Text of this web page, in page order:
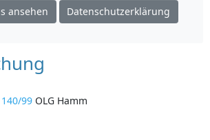
ansehen Datenschutzerklärung
99OLG Hamm